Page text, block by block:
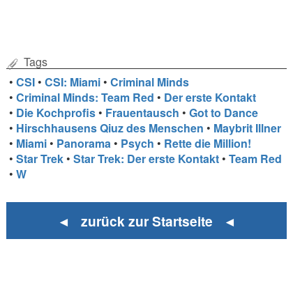
Tags
•CSI •CSI: Miami •Criminal Minds
•Criminal Minds: Team Red • Der erste Kontakt
• Die Kochprofis • Frauentausch •Got to Dance
• Hirschhausens Qiuz des Menschen • Maybrit Illner
• Miami • Panorama • Psych • Rette die Million!
•Star Trek •Star Trek: Der erste Kontakt •Team Red
•W
◄ zurück zur Startseite ◄